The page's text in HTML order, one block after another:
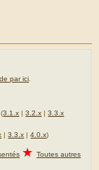
par ici.
3.1.x |3.2.x |3.3.x
|3.3.x |4.0.x)
★ Toutes autres